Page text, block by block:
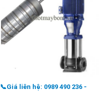
📞Giá liên hệ: 0989 490 236 -